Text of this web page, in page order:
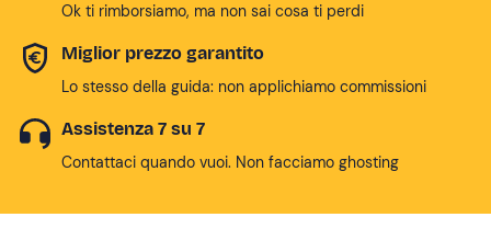
Ok ti rimborsiamo, ma non sai cosa ti perdi
Miglior prezzo garantito
Lo stesso della guida: non applichiamo commissioni
Assistenza 7 su 7
Contattaci quando vuoi. Non facciamo ghosting